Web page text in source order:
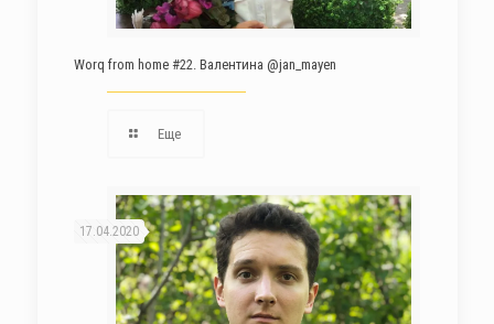
Worq from home #22. Валентина @jan_mayen
Еще
17.04.2020